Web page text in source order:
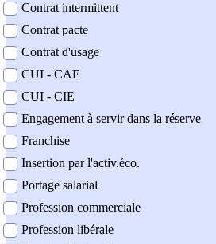
Contrat intermittent
Contrat pacte
Contrat d'usage
CUI - CAE
CUI - CIE
Engagement à servir dans la réserve
Franchise
Insertion par l'activ.éco.
Portage salarial
Profession commerciale
Profession libérale